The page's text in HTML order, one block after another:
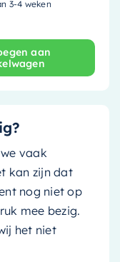
3-4 weken
- 170x75cm -
aan
vaak
kan zijn dat
nog niet op
mee bezig.
het niet